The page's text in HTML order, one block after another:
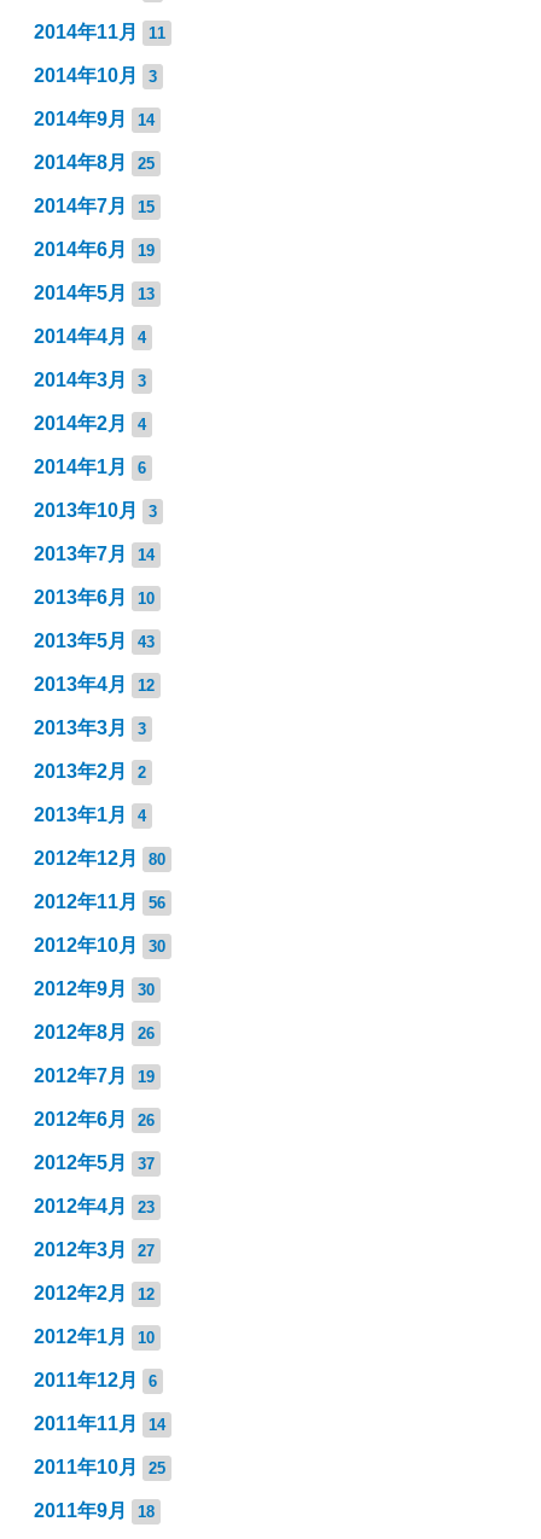
2014年11月 11
2014年10月 3
2014年9月 14
2014年8月 25
2014年7月 15
2014年6月 19
2014年5月 13
2014年4月 4
2014年3月 3
2014年2月 4
2014年1月 6
2013年10月 3
2013年7月 14
2013年6月 10
2013年5月 43
2013年4月 12
2013年3月 3
2013年2月 2
2013年1月 4
2012年12月 80
2012年11月 56
2012年10月 30
2012年9月 30
2012年8月 26
2012年7月 19
2012年6月 26
2012年5月 37
2012年4月 23
2012年3月 27
2012年2月 12
2012年1月 10
2011年12月 6
2011年11月 14
2011年10月 25
2011年9月 18